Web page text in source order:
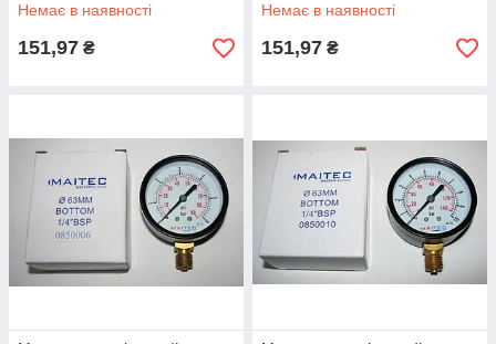
Немає в наявності
151,97 ₴
Немає в наявності
151,97 ₴